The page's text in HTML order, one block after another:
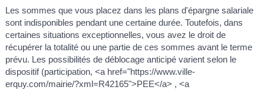
Les sommes que vous placez dans les plans d'épargne salariale
sont indisponibles pendant une certaine durée. Toutefois, dans
certaines situations exceptionnelles, vous avez le droit de
récupérer la totalité ou une partie de ces sommes avant le terme
prévu. Les possibilités de déblocage anticipé varient selon le
dispositif (participation, <a href="https://www.ville-
erquy.com/mairie/?xml=R42165">PEE</a> , <a